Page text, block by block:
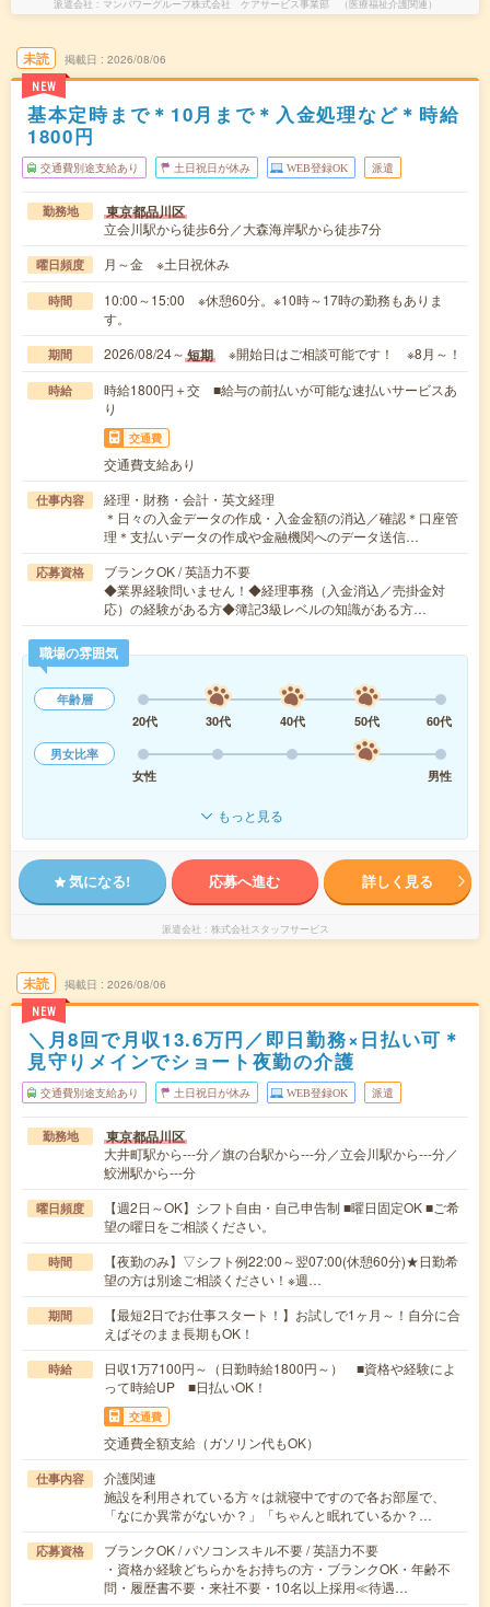
派遣会社 マンパワーグループ株式会社 ケアサービス事業部 （医療福祉介護関連）
未読
NEW
掲載日 2026/08/06
基本定時まで＊10月まで＊入金処理など＊時給
1800円
交通費別途支給あり 土日祝日が休み WEB登録OK 派遣
勤務地 東京都品川区
立会川駅から徒歩6分／大森海岸駅から徒歩7分
曜日頻度 月～金 ※土日祝休み
時間
10:00～15:00 ※休憩60分。※10時～17時の勤務もありま
す。
期間 2026/08/24～ 短期 ※開始日はご相談可能です！ ※8月～！
時給
時給1800円＋交 ■給与の前払いが可能な速払いサービスあ
り
交通費
交通費支給あり
仕事内容
経理・財務・会計・英文経理
＊日々の入金データの作成・入金金額の消込／確認＊口座管
理＊支払いデータの作成や金融機関へのデータ送信…
応募資格
ブランクOK / 英語力不要
◆業界経験問いません！◆経理事務（入金消込／売掛金対
応）の経験がある方◆簿記3級レベルの知識がある方…
職場の雰囲気
年齢層
20代
30代 40代 50代
60代
男女比率
女性
男性
もっと見る
気になる! 応募へ進む 詳しく見る
派遣会社 株式会社スタッフサービス
未読
NEW
掲載日 2026/08/06
＼月8回で月収13.6万円／即日勤務×日払い可＊
見守りメインでショート夜勤の介護
交通費別途支給あり 土日祝日が休み WEB登録OK 派遣
勤務地 東京都品川区
大井町駅から---分／旗の台駅から---分／立会川駅から---分／
鮫洲駅から---分
曜日頻度
【週2日～OK】シフト自由・自己申告制 ■曜日固定OK ■ご希
望の曜日をご相談ください。
時間
【夜勤のみ】▽シフト例22:00～翌07:00(休憩60分)★日勤希
望の方は別途ご相談ください！※週…
期間
【最短2日でお仕事スタート！】お試しで1ヶ月～！自分に合
えばそのまま長期もOK！
時給
日収1万7100円～（日勤時給1800円～） ■資格や経験によ
って時給UP ■日払いOK！
交通費
交通費全額支給（ガソリン代もOK）
仕事内容
介護関連
施設を利用されている方々は就寝中ですので各お部屋で、
「なにか異常がないか？」「ちゃんと眠れているか？…
応募資格
ブランクOK / パソコンスキル不要 / 英語力不要
・資格か経験どちらかをお持ちの方・ブランクOK・年齢不
問・履歴書不要・来社不要・10名以上採用≪待遇…